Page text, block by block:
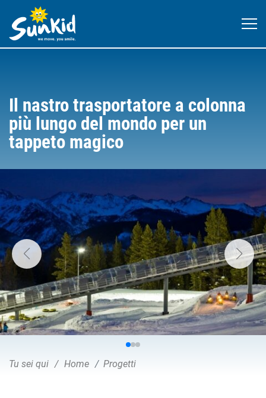
Il nastro trasportatore a colonna
più lungo del mondo per un
tappeto magico
Tu sei qui Home Progetti